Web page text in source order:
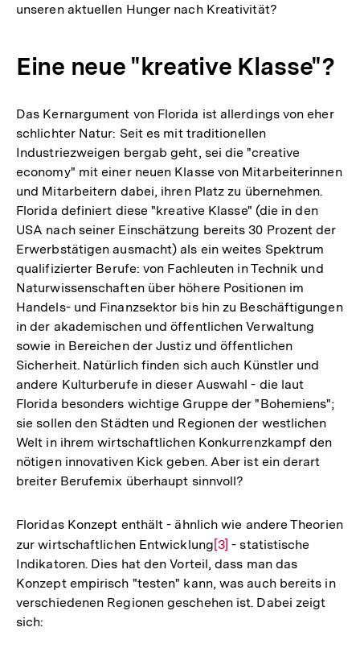
unseren aktuellen Hunger nach Kreativität?
Eine neue "kreative Klasse"?
Das Kernargument von Florida ist allerdings von eher
schlichter Natur: Seit es mit traditionellen
Industriezweigen bergab geht, sei die "creative
economy" mit einer neuen Klasse von Mitarbeiterinnen
und Mitarbeitern dabei, ihren Platz zu übernehmen.
Florida definiert diese "kreative Klasse" (die in den
USA nach seiner Einschätzung bereits 30 Prozent der
Erwerbstätigen ausmacht) als ein weites Spektrum
qualifizierter Berufe: von Fachleuten in Technik und
Naturwissenschaften über höhere Positionen im
Handels- und Finanzsektor bis hin zu Beschäftigungen
in der akademischen und öffentlichen Verwaltung
sowie in Bereichen der Justiz und öffentlichen
Sicherheit. Natürlich finden sich auch Künstler und
andere Kulturberufe in dieser Auswahl - die laut
Florida besonders wichtige Gruppe der "Bohemiens";
sie sollen den Städten und Regionen der westlichen
Welt in ihrem wirtschaftlichen Konkurrenzkampf den
nötigen innovativen Kick geben. Aber ist ein derart
breiter Berufemix überhaupt sinnvoll?
Floridas Konzept enthält - ähnlich wie andere Theorien
zur wirtschaftlichen EntwicklungZur
Auflösung
der
Fußnote
[3] - statistische
Indikatoren. Dies hat den Vorteil, dass man das
Konzept empirisch "testen" kann, was auch bereits in
verschiedenen Regionen geschehen ist. Dabei zeigt
sich: